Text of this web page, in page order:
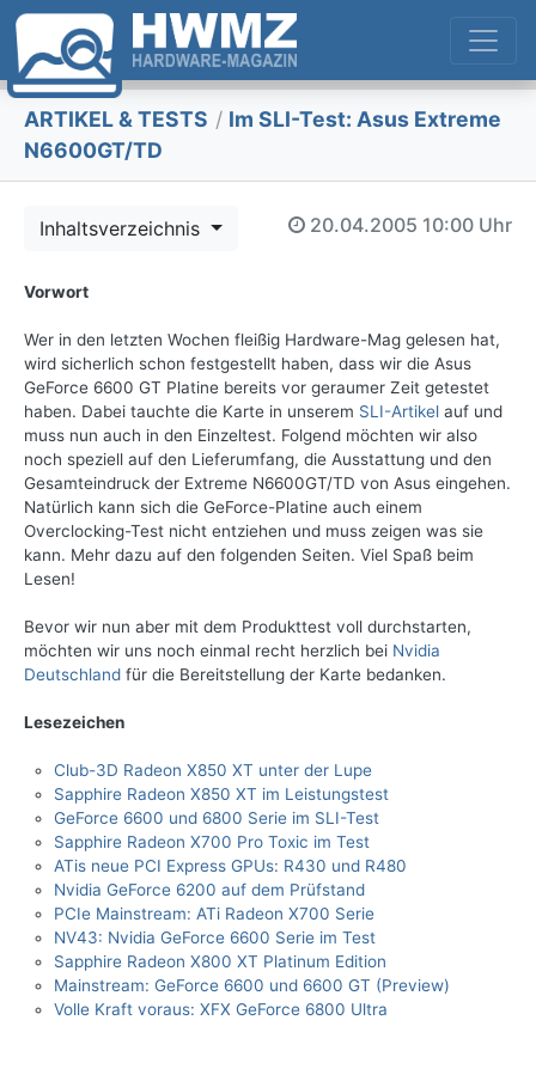
ARTIKEL & TESTS / Im SLI-Test: Asus Extreme
N6600GT/TD
Inhaltsverzeichnis 20.04.2005 10:00 Uhr
Vorwort
Wer in den letzten Wochen fleißig Hardware-Mag gelesen hat,
wird sicherlich schon festgestellt haben, dass wir die Asus
GeForce 6600 GT Platine bereits vor geraumer Zeit getestet
haben. Dabei tauchte die Karte in unserem SLI-Artikel auf und
muss nun auch in den Einzeltest. Folgend möchten wir also
noch speziell auf den Lieferumfang, die Ausstattung und den
Gesamteindruck der Extreme N6600GT/TD von Asus eingehen.
Natürlich kann sich die GeForce-Platine auch einem
Overclocking-Test nicht entziehen und muss zeigen was sie
kann. Mehr dazu auf den folgenden Seiten. Viel Spaß beim
Lesen!
Bevor wir nun aber mit dem Produkttest voll durchstarten,
möchten wir uns noch einmal recht herzlich bei Nvidia
Deutschland für die Bereitstellung der Karte bedanken.
Lesezeichen
Club-3D Radeon X850 XT unter der Lupe
Sapphire Radeon X850 XT im Leistungstest
GeForce 6600 und 6800 Serie im SLI-Test
Sapphire Radeon X700 Pro Toxic im Test
ATis neue PCI Express GPUs: R430 und R480
Nvidia GeForce 6200 auf dem Prüfstand
PCIe Mainstream: ATi Radeon X700 Serie
NV43: Nvidia GeForce 6600 Serie im Test
Sapphire Radeon X800 XT Platinum Edition
Mainstream: GeForce 6600 und 6600 GT (Preview)
Volle Kraft voraus: XFX GeForce 6800 Ultra